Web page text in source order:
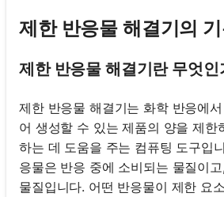
제한 반응물 해결기의
제한 반응물 해결기란 무엇인
제한 반응물 해결기는 화학 반응에
어 생성할 수 있는 제품의 양을 제한
하는 데 도움을 주는 컴퓨팅 도구입
응물은 반응 중에 소비되는 물질이
물질입니다. 어떤 반응물이 제한 요